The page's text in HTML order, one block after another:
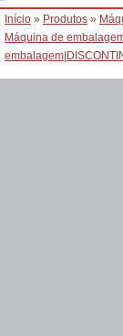
Início » Produtos »
Máquina de
embalagem